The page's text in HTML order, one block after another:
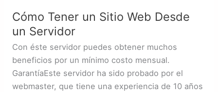
Cómo Tener un Sitio Web Desde
un Servidor
Con éste servidor puedes obtener muchos
beneficios por un mínimo costo mensual.
GarantíaEste servidor ha sido probado por el
webmaster, que tiene una experiencia de 10 años
un
Sitio
Web
Desde
un
Servidor